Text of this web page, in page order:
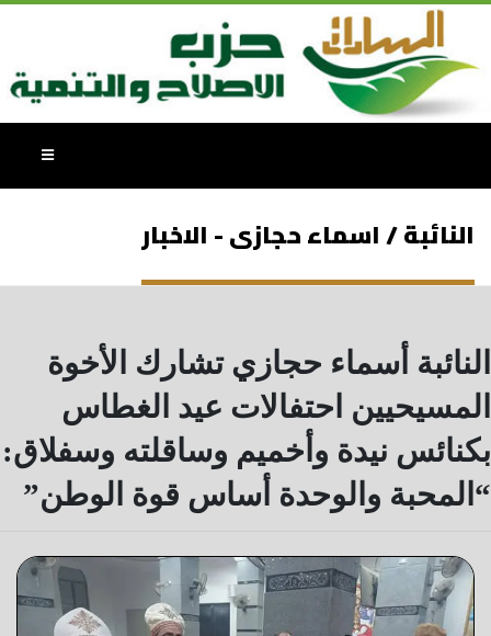
النائبة / اسماء حجازى - الاخبار
النائبة أسماء حجازي تشارك الأخوة
المسيحيين احتفالات عيد الغطاس
بكنائس نيدة وأخميم وساقلته وسفلاق:
“المحبة والوحدة أساس قوة الوطن”